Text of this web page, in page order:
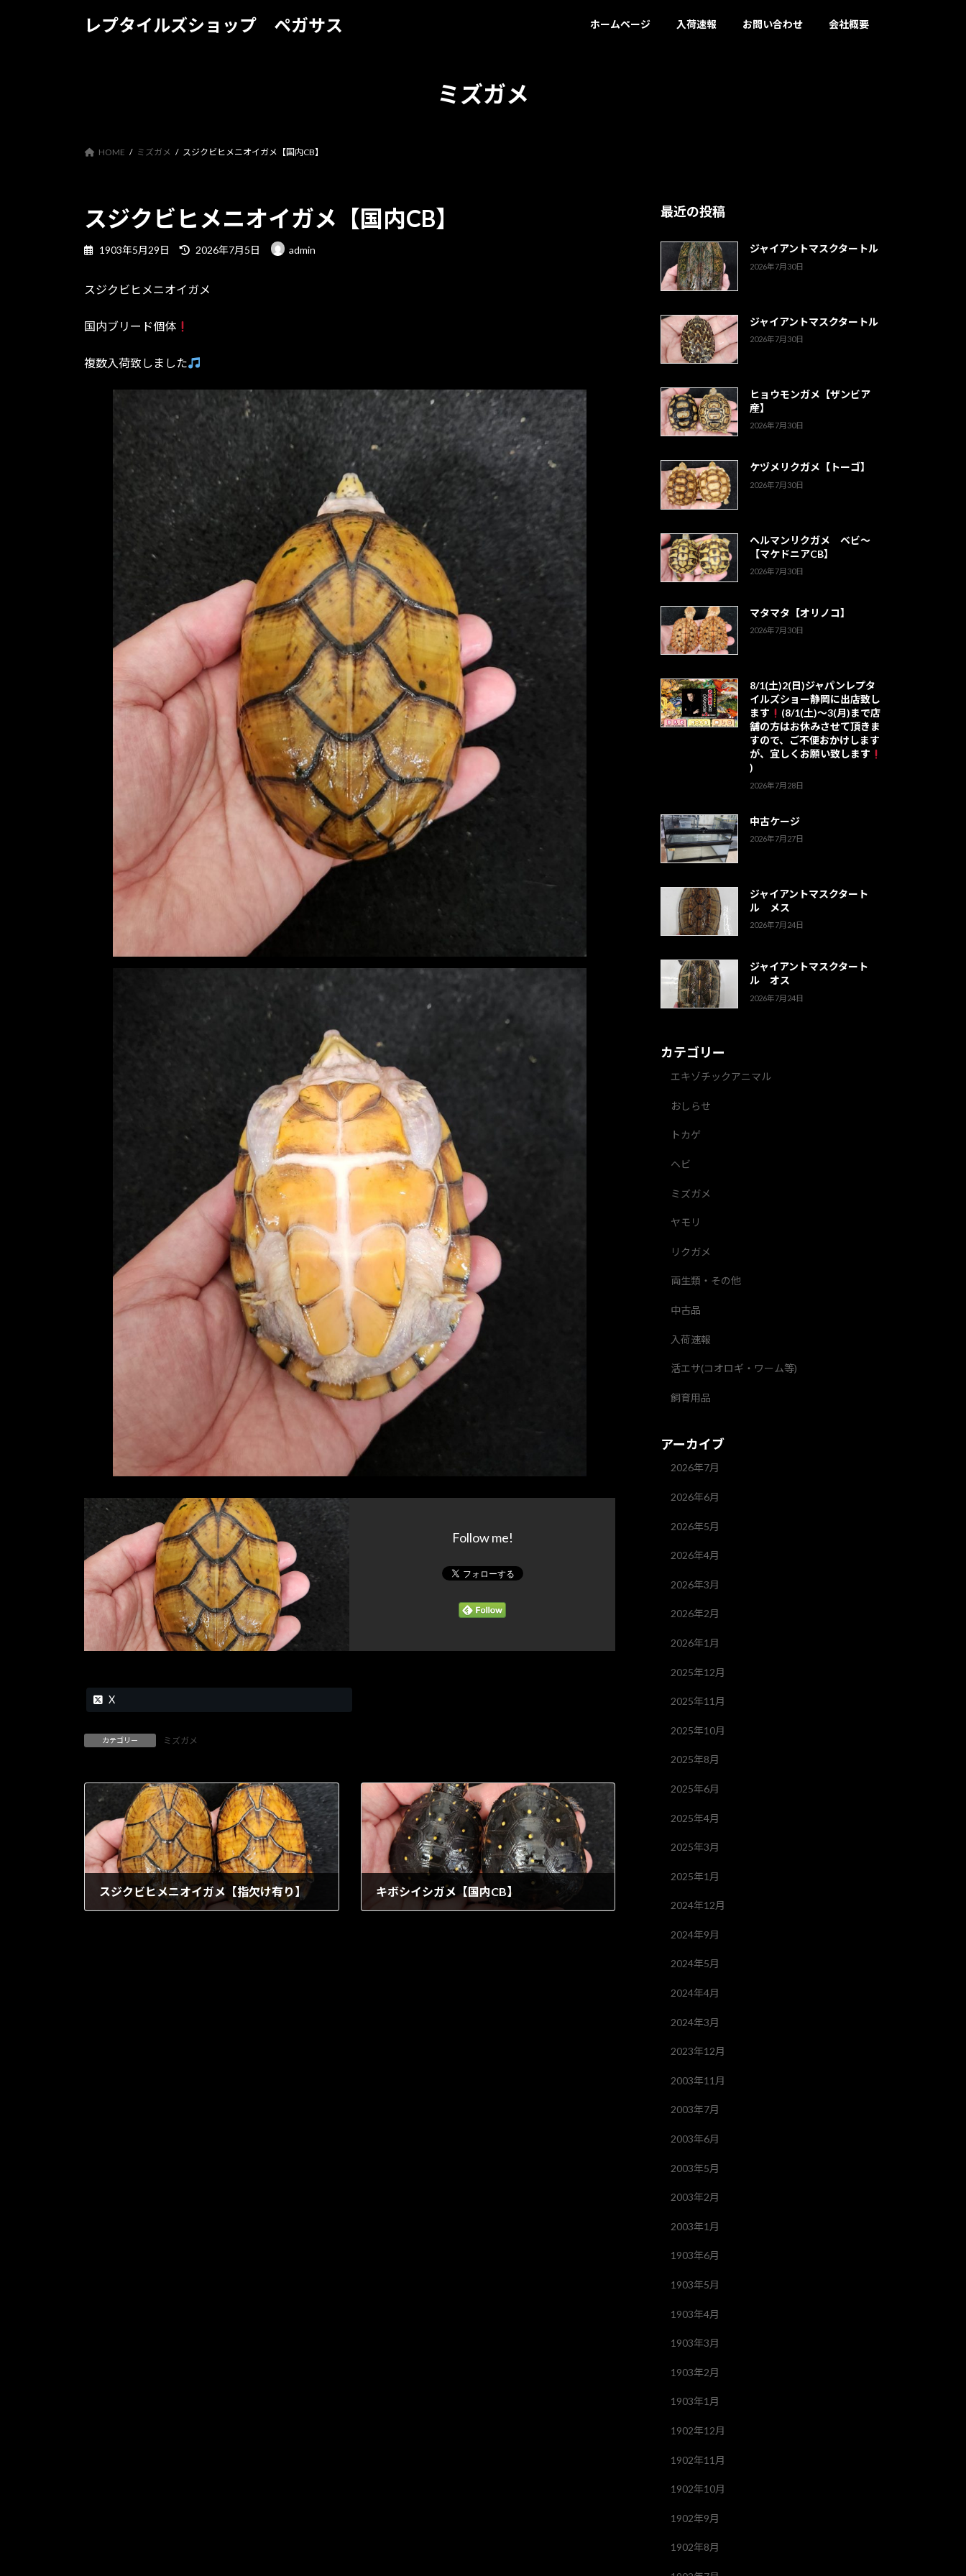
レプタイルズショップ ペガサス ホームページ 入荷速報 お問い合わせ 会社概要
ミズガメ
HOME ミズガメ スジクビヒメニオイガメ【国内CB】
スジクビヒメニオイガメ【国内CB】
1903年5月29日
最
新
2026年7月5日 admin
スジクビヒメニオイガメ
国内ブリード個体
複数入荷致しました
Follow me!
X
カテゴリー ミズガメ
スジクビヒメニオイガメ【指欠け有り】 キボシイシガメ【国内CB】
最近の投稿
ジャイアントマスクタートル
2026年7月30日
ジャイアントマスクタートル
2026年7月30日
ヒョウモンガメ【ザンビア
産】
2026年7月30日
ケヅメリクガメ【トーゴ】
2026年7月30日
ヘルマンリクガメ ベビ～
【マケドニアCB】
2026年7月30日
マタマタ【オリノコ】
2026年7月30日
8/1(土)2(日)ジャパンレプタ
イルズショー静岡に出店致し
ます
(8/1(土)～3(月)まで店
舗の方はお休みさせて頂きま
すので、ご不便おかけします
が、宜しくお願い致します
)
2026年7月28日
中古ケージ
2026年7月27日
ジャイアントマスクタート
ル メス
2026年7月24日
ジャイアントマスクタート
ル オス
2026年7月24日
カテゴリー
エキゾチックアニマル
おしらせ
トカゲ
ヘビ
ミズガメ
ヤモリ
リクガメ
両生類・その他
中古品
入荷速報
活エサ(コオロギ・ワーム等)
飼育用品
アーカイブ
2026年7月
2026年6月
2026年5月
2026年4月
2026年3月
2026年2月
2026年1月
2025年12月
2025年11月
2025年10月
2025年8月
2025年6月
2025年4月
2025年3月
2025年1月
2024年12月
2024年9月
2024年5月
2024年4月
2024年3月
2023年12月
2003年11月
2003年7月
2003年6月
2003年5月
2003年2月
2003年1月
1903年6月
1903年5月
1903年4月
1903年3月
1903年2月
1903年1月
1902年12月
1902年11月
1902年10月
1902年9月
1902年8月